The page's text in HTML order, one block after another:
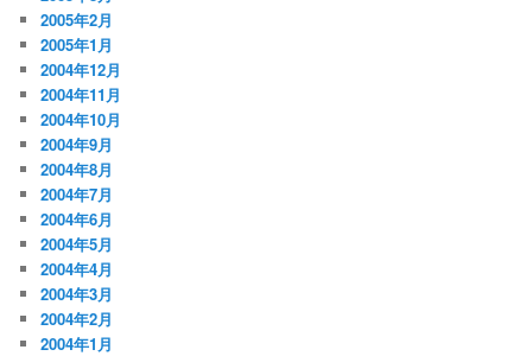
2005年2月
2005年1月
2004年12月
2004年11月
2004年10月
2004年9月
2004年8月
2004年7月
2004年6月
2004年5月
2004年4月
2004年3月
2004年2月
2004年1月